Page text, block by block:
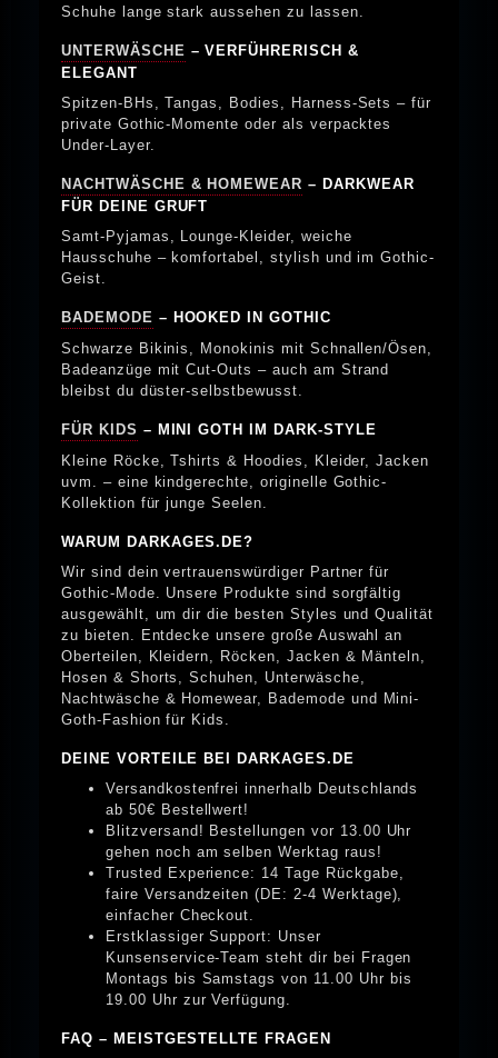
Schuhe lange stark aussehen zu lassen.
UNTERWÄSCHE – VERFÜHRERISCH &
ELEGANT
Spitzen-BHs, Tangas, Bodies, Harness-Sets – für
private Gothic-Momente oder als verpacktes
Under-Layer.
NACHTWÄSCHE & HOMEWEAR – DARKWEAR
FÜR DEINE GRUFT
Samt-Pyjamas, Lounge-Kleider, weiche
Hausschuhe – komfortabel, stylish und im Gothic-
Geist.
BADEMODE – HOOKED IN GOTHIC
Schwarze Bikinis, Monokinis mit Schnallen/Ösen,
Badeanzüge mit Cut-Outs – auch am Strand
bleibst du düster-selbstbewusst.
FÜR KIDS – MINI GOTH IM DARK-STYLE
Kleine Röcke, Tshirts & Hoodies, Kleider, Jacken
uvm. – eine kindgerechte, originelle Gothic-
Kollektion für junge Seelen.
WARUM DARKAGES.DE?
Wir sind dein vertrauenswürdiger Partner für
Gothic-Mode. Unsere Produkte sind sorgfältig
ausgewählt, um dir die besten Styles und Qualität
zu bieten. Entdecke unsere große Auswahl an
Oberteilen, Kleidern, Röcken, Jacken & Mänteln,
Hosen & Shorts, Schuhen, Unterwäsche,
Nachtwäsche & Homewear, Bademode und Mini-
Goth-Fashion für Kids.
DEINE VORTEILE BEI DARKAGES.DE
Versandkostenfrei innerhalb Deutschlands
ab 50€ Bestellwert!
Blitzversand! Bestellungen vor 13.00 Uhr
gehen noch am selben Werktag raus!
Trusted Experience: 14 Tage Rückgabe,
faire Versandzeiten (DE: 2-4 Werktage),
einfacher Checkout.
Erstklassiger Support: Unser
Kunsenservice-Team steht dir bei Fragen
Montags bis Samstags von 11.00 Uhr bis
19.00 Uhr zur Verfügung.
FAQ – MEISTGESTELLTE FRAGEN